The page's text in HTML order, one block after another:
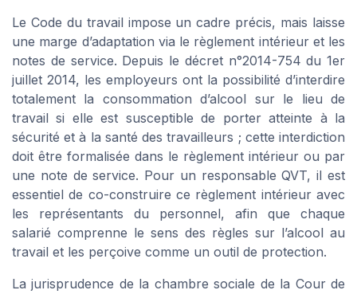
Le Code du travail impose un cadre précis, mais laisse
une marge d’adaptation via le règlement intérieur et les
notes de service. Depuis le décret n°2014-754 du 1er
juillet 2014, les employeurs ont la possibilité d’interdire
totalement la consommation d’alcool sur le lieu de
travail si elle est susceptible de porter atteinte à la
sécurité et à la santé des travailleurs ; cette interdiction
doit être formalisée dans le règlement intérieur ou par
une note de service. Pour un responsable QVT, il est
essentiel de co-construire ce règlement intérieur avec
les représentants du personnel, afin que chaque
salarié comprenne le sens des règles sur l’alcool au
travail et les perçoive comme un outil de protection.
La jurisprudence de la chambre sociale de la Cour de